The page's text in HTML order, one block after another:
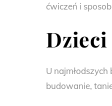
ćwiczeń i
U
budowanie,